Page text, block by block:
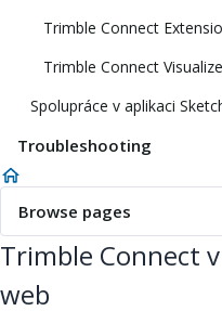
Trimble Connect
Trimble Connect
Spolupráce v aplikaci
Troubleshooting
Browse pages
Trimble Connect
web